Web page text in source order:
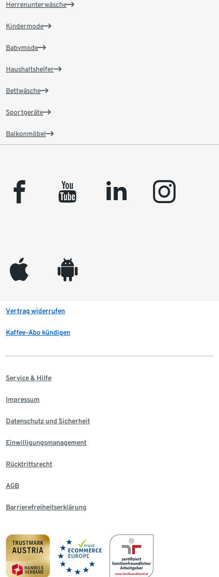
Herrenunterwäsche
Kindermode
Babymode
Haushaltshelfer
Bettwäsche
Sportgeräte
Balkonmöbel
facebook youtube linkedin instagram
appleinc android
Vertrag widerrufen
Kaffee-Abo kündigen
Service & Hilfe
Impressum
Datenschutz und Sicherheit
Einwilligungsmanagement
Rücktrittsrecht
AGB
Barrierefreiheitserklärung